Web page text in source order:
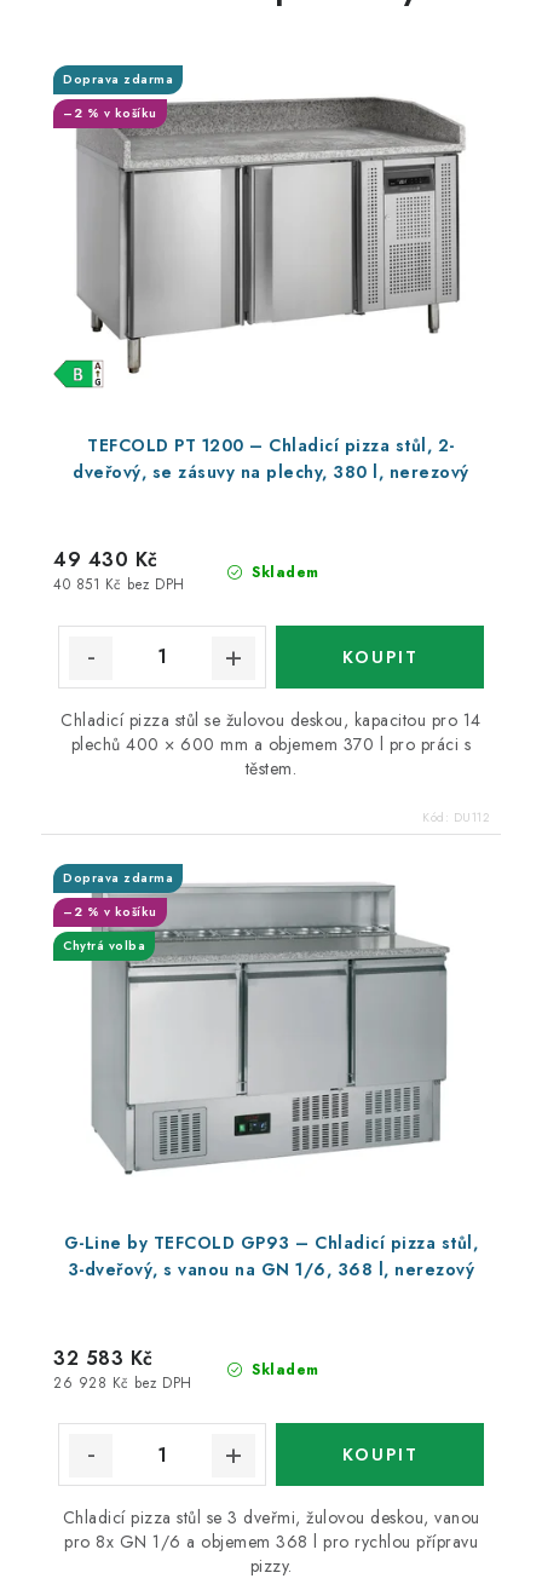
TEFCOLD PT 1200 – Chladicí pizza stůl, 2-
dveřový, se zásuvy na plechy, 380 l, nerezový
Doprava zdarma
–2 % v košíku
Skladem
40 851 Kč bez DPH
49 430 Kč
Chladicí pizza stůl se žulovou deskou, kapacitou pro 14
plechů 400 × 600 mm a objemem 370 l pro práci s
těstem.
Kód: DU112
G-Line by TEFCOLD GP93 – Chladicí pizza stůl,
3-dveřový, s vanou na GN 1/6, 368 l, nerezový
Doprava zdarma
–2 % v košíku
Chytrá volba
Skladem
26 928 Kč bez DPH
32 583 Kč
Chladicí pizza stůl se 3 dveřmi, žulovou deskou, vanou
pro 8x GN 1/6 a objemem 368 l pro rychlou přípravu
pizzy.